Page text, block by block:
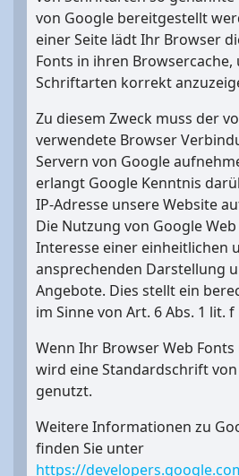
von Google bereitgestellt
einer Seite lädt Ihr Browser
Fonts in ihren Browsercache,
Schriftarten korrekt
Zu diesem Zweck muss der
verwendete Browser
Servern von Google
erlangt Google Kenntnis
IP-Adresse unsere Website
Die Nutzung von Google
Interesse einer einheitlichen
ansprechenden Darstellung
Angebote. Dies stellt ein
im Sinne von Art. 6 Abs. 1 lit. f
Wenn Ihr Browser Web
wird eine Standardschrift
genutzt.
Weitere Informationen zu
finden Sie unter
https://